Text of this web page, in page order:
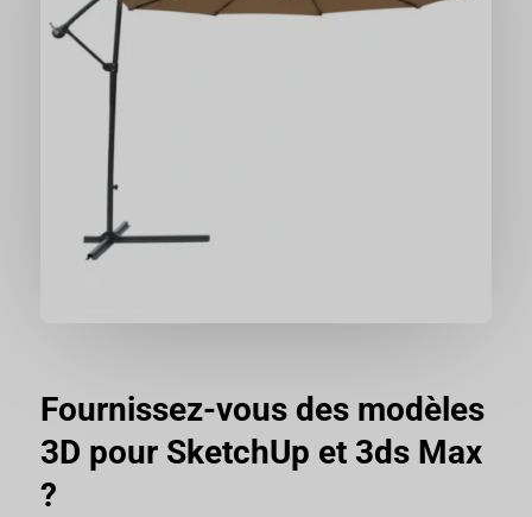
Fournissez-vous des modèles
3D pour SketchUp et 3ds Max
?